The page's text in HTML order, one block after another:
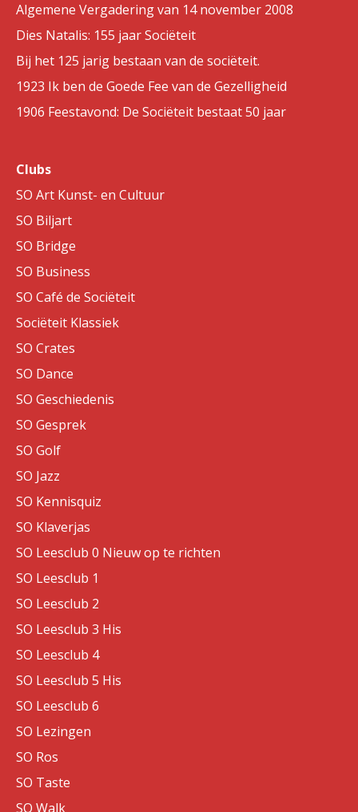
Algemene Vergadering van 14 november 2008
Dies Natalis: 155 jaar Sociëteit
Bij het 125 jarig bestaan van de sociëteit.
1923 Ik ben de Goede Fee van de Gezelligheid
1906 Feestavond: De Sociëteit bestaat 50 jaar
Clubs
SO Art Kunst- en Cultuur
SO Biljart
SO Bridge
SO Business
SO Café de Sociëteit
Sociëteit Klassiek
SO Crates
SO Dance
SO Geschiedenis
SO Gesprek
SO Golf
SO Jazz
SO Kennisquiz
SO Klaverjas
SO Leesclub 0 Nieuw op te richten
SO Leesclub 1
SO Leesclub 2
SO Leesclub 3 His
SO Leesclub 4
SO Leesclub 5 His
SO Leesclub 6
SO Lezingen
SO Ros
SO Taste
SO Walk